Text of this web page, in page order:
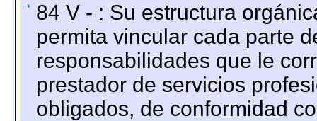
84 V - : Su estructura
permita vincular cada parte
responsabilidades que le
prestador de servicios
obligados, de conformidad